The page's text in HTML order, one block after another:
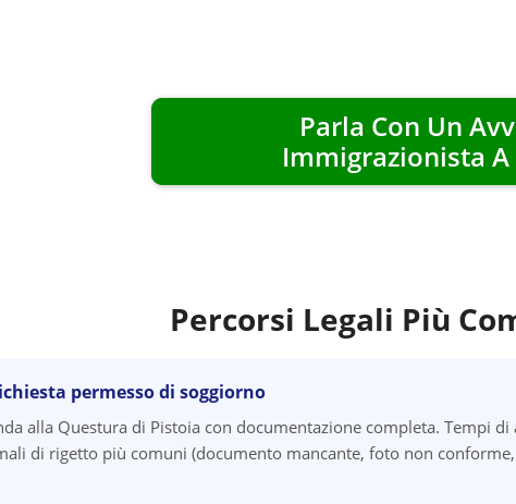
Parla Con Un
Immigrazionista A
Percorsi Legali Più
permesso di soggiorno
alla Questura di Pistoia con documentazione completa. Tempi
di rigetto più comuni (documento mancante, foto non